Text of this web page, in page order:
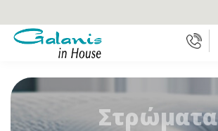
Στρώματα